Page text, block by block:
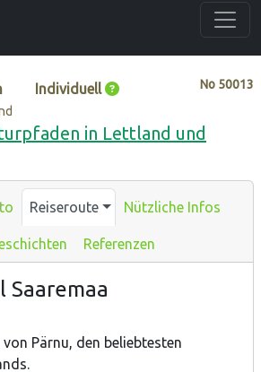
No 50013
Individuell
in Lettland und
Reiseroute Nützliche Infos
Referenzen
Saaremaa
Pärnu, den beliebtesten